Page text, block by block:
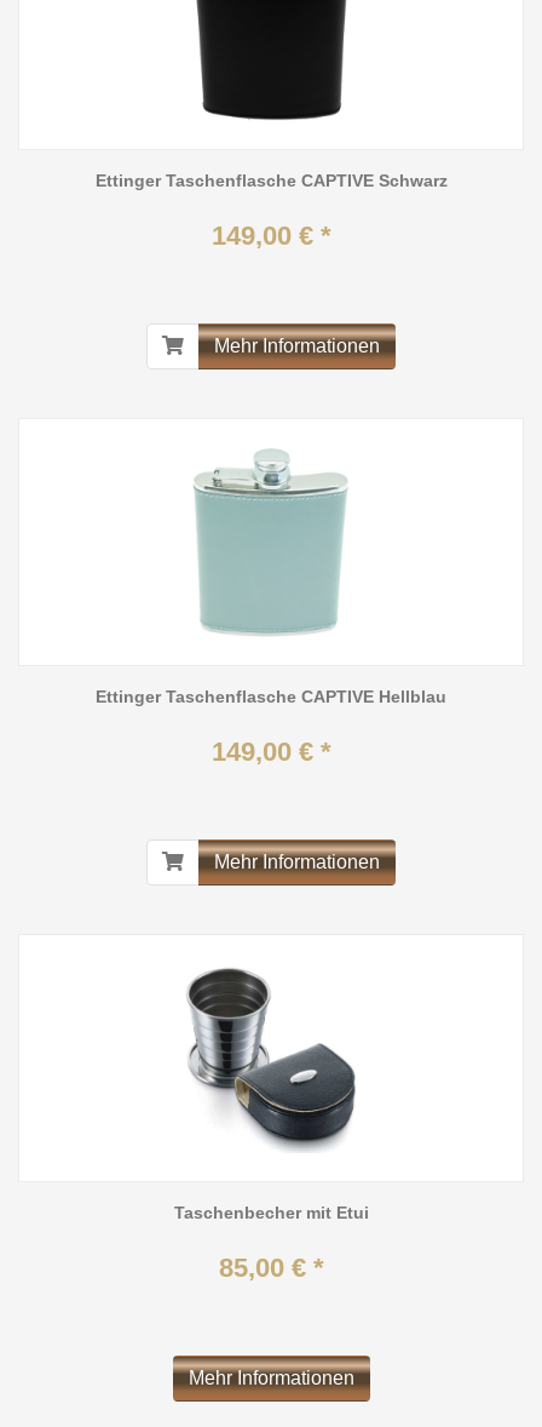
Ettinger Taschenflasche CAPTIVE Schwarz
149,00 € *
Mehr Informationen
Ettinger Taschenflasche CAPTIVE Hellblau
149,00 € *
Mehr Informationen
Taschenbecher mit Etui
85,00 € *
Mehr Informationen